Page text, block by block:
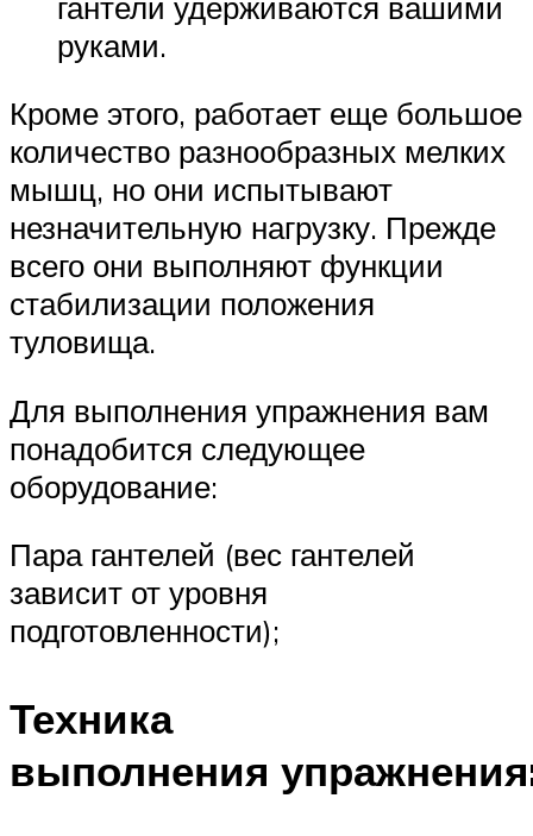
руками.
Кроме этого, работает еще большое
количество разнообразных мелких
мышц, но они испытывают
незначительную нагрузку. Прежде
всего они выполняют функции
стабилизации положения
туловища.
Для выполнения упражнения вам
понадобится следующее
оборудование:
Пара гантелей (вес гантелей
зависит от уровня
подготовленности);
Техника
выполнения